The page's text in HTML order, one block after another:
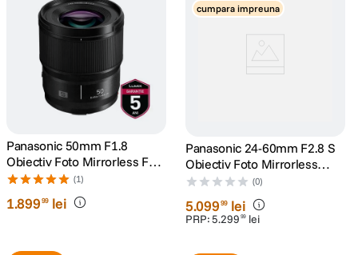
6 lavaliera
7 sony fx
card memorie
9. dji mic mini
10 . dji osmo
Panasonic 50mm F1.8
Obiectiv Foto Mirrorless Full
Frame L-mount (White-box)
(1)
1.89999 lei
cumpara impreuna
Panasonic 24-60mm F2.8 S
Obiectiv Foto Mirrorless
Montura L
(0)
5.09999 lei
PRP:5.299 99 lei